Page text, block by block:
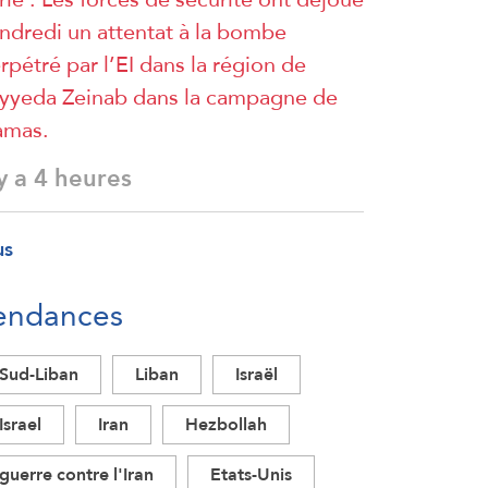
un attentat à la bombe
par l’EI dans la région de
Zeinab dans la campagne de
a 4 heures
Sud-Liban Liban
Israël
Israel
Iran
Hezbollah
guerre contre l'Iran
Etats-Unis